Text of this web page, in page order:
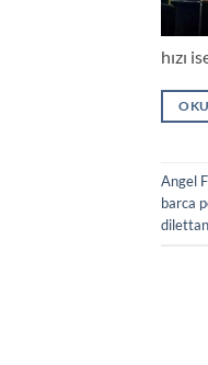
hızı
Angel
barca